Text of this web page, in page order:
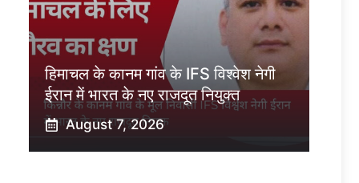
हिमाचल के कानम गांव के IFS विश्वेश नेगी
ईरान में भारत के नए राजदूत नियुक्त
August 7, 2026